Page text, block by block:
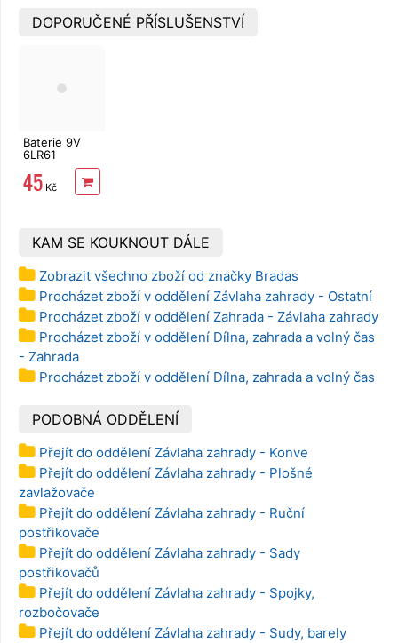
DOPORUČENÉ PŘÍSLUŠENSTVÍ
Baterie 9V
6LR61
EXTOL
ENERGY
45 Kč
KAM SE KOUKNOUT DÁLE
Zobrazit všechno zboží od značky Bradas
Procházet zboží v oddělení Závlaha zahrady - Ostatní
Procházet zboží v oddělení Zahrada - Závlaha zahrady
Procházet zboží v oddělení Dílna, zahrada a volný čas
- Zahrada
Procházet zboží v oddělení Dílna, zahrada a volný čas
PODOBNÁ ODDĚLENÍ
Přejít do oddělení Závlaha zahrady - Konve
Přejít do oddělení Závlaha zahrady - Plošné
zavlažovače
Přejít do oddělení Závlaha zahrady - Ruční
postřikovače
Přejít do oddělení Závlaha zahrady - Sady
postřikovačů
Přejít do oddělení Závlaha zahrady - Spojky,
rozbočovače
Přejít do oddělení Závlaha zahrady - Sudy, barely